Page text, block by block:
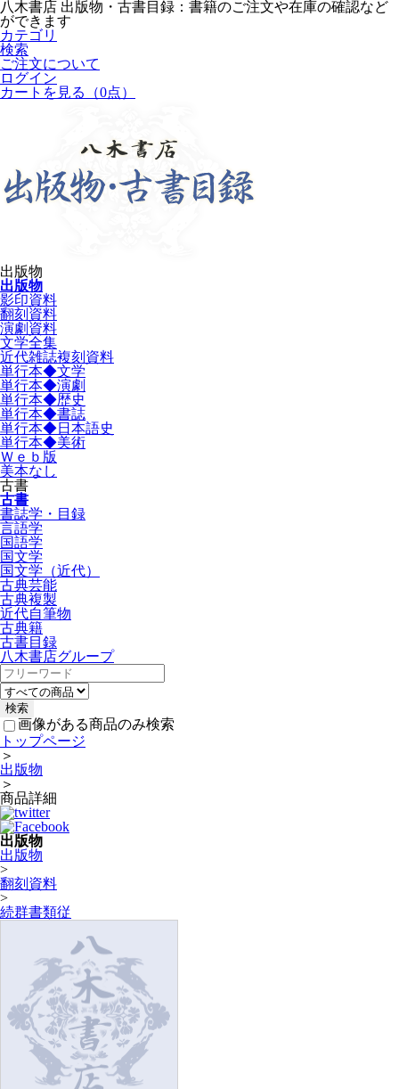
八木書店 出版物・古書目録：書籍のご注文や在庫の確認など
ができます
カテゴリ
検索
ご注文について
ログイン
カートを見る
（0点）
出版物
出版物
影印資料
翻刻資料
演劇資料
文学全集
近代雑誌複刻資料
単行本◆文学
単行本◆演劇
単行本◆歴史
単行本◆書誌
単行本◆日本語史
単行本◆美術
Ｗｅｂ版
美本なし
古書
古書
書誌学・目録
言語学
国語学
国文学
国文学（近代）
古典芸能
古典複製
近代自筆物
古典籍
古書目録
八木書店グループ
画像がある商品のみ検索
トップページ
＞
出版物
＞
商品詳細
出版物
出版物
>
翻刻資料
>
続群書類従